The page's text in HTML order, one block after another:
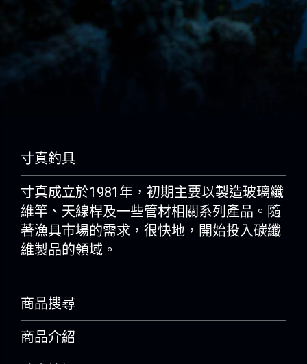
寸真釣具
寸真成立於1981年，初期主要以製造玻璃纖
維竿、天線桿及一些管材相關系列產品。隨
著漁具市場的需求，很快地，開始投入碳纖
維製品的領域。
商品搜尋
商品介紹